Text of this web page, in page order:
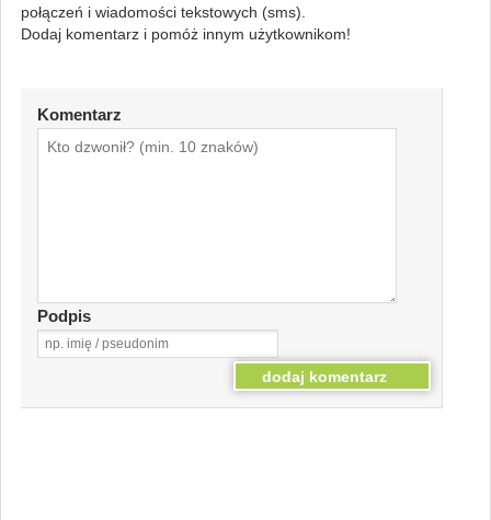
połączeń i wiadomości tekstowych (sms).
Dodaj komentarz i pomóż innym użytkownikom!
Komentarz
Podpis